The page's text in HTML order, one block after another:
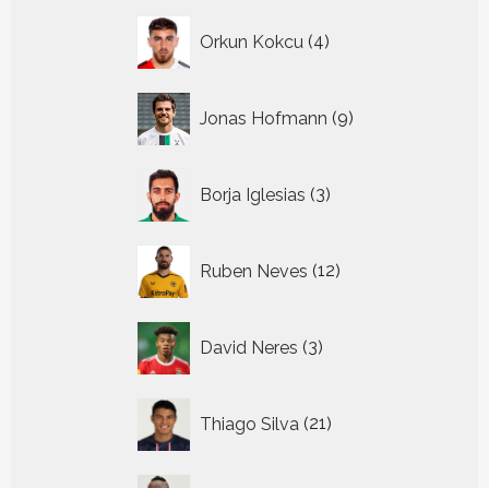
Orkun Kokcu 4
producten
Jonas Hofmann 9
producten
Borja Iglesias 3
producten
Ruben Neves 12
producten
David Neres 3
producten
Thiago Silva 21
producten